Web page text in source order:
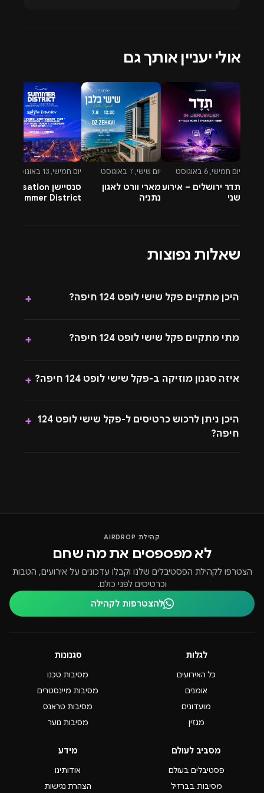
אולי יעניין אותך גם
יום חמישי, 6 באוגוסט
תדר ירושלים – אירוע
שני
יום שישי, 7 באוגוסט
מארי וורט לאגון
נתניה
יום חמישי, 13 באוגוסט
סנסיישן Sensation
Summer District
שאלות נפוצות
היכן מתקיים פקל שישי לופט 124 חיפה? +
מתי מתקיים פקל שישי לופט 124 חיפה? +
איזה סגנון מוזיקה ב-פקל שישי לופט 124 חיפה? +
היכן ניתן לרכוש כרטיסים ל-פקל שישי לופט 124
חיפה?
+
קהילת AIRDROP
לא מפספסים את מה שחם
הצטרפו לקהילת הפסטיבלים שלנו וקבלו עדכונים על אירועים, הטבות
וכרטיסים לפני כולם.
להצטרפות לקהילה
לגלות
כל האירועים
אומנים
מועדונים
מגזין
סגנונות
מסיבות טכנו
מסיבות מיינסטרים
מסיבות טראנס
מסיבות נוער
מסביב לעולם
פסטיבלים בעולם
מסיבות בברזיל
מידע
אודותינו
הצהרת נגישות